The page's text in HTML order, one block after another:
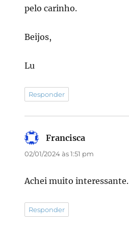
pelo carinho.
Beijos,
Lu
Responder
Francisca
02/01/2024 às 1:51 pm
Achei muito interessante.
Responder